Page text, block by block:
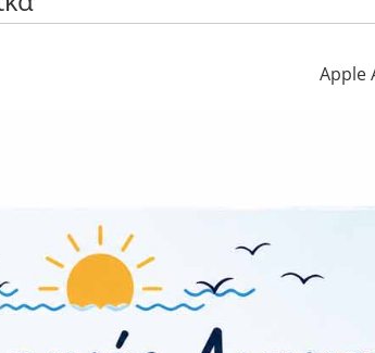
Apple
MP, f/2.8 | 12 MP, f/1.8 | (TOF 3D LiDAR
Dual 12 MP, f/